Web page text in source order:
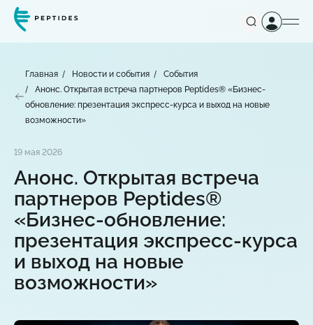
Главная Новости и события
События
Анонс. Открытая встреча партнеров Peptides® «Бизнес-
обновление: презентация экспресс-курса и выход на новые
возможности»
19 мая 2026
Анонс. Открытая встреча
партнеров Peptides®
«Бизнес-обновление:
презентация экспресс-курса
и выход на новые
возможности»